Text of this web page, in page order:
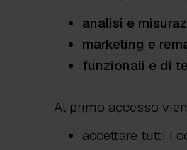
analisi e
marketing e
funzionali e di
Al primo accesso
accettare tutti i